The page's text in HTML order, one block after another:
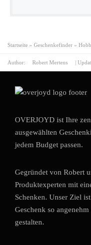
Startseite » Geschenkefinder »
Author: Robert Mertens |
OVERJOYD ist Ihre
ausgewählten
jedem Budget passen.
Gegründet von Robert
Produktexperten mit
Schenken. Unser Ziel
Geschenk so
gestalten.